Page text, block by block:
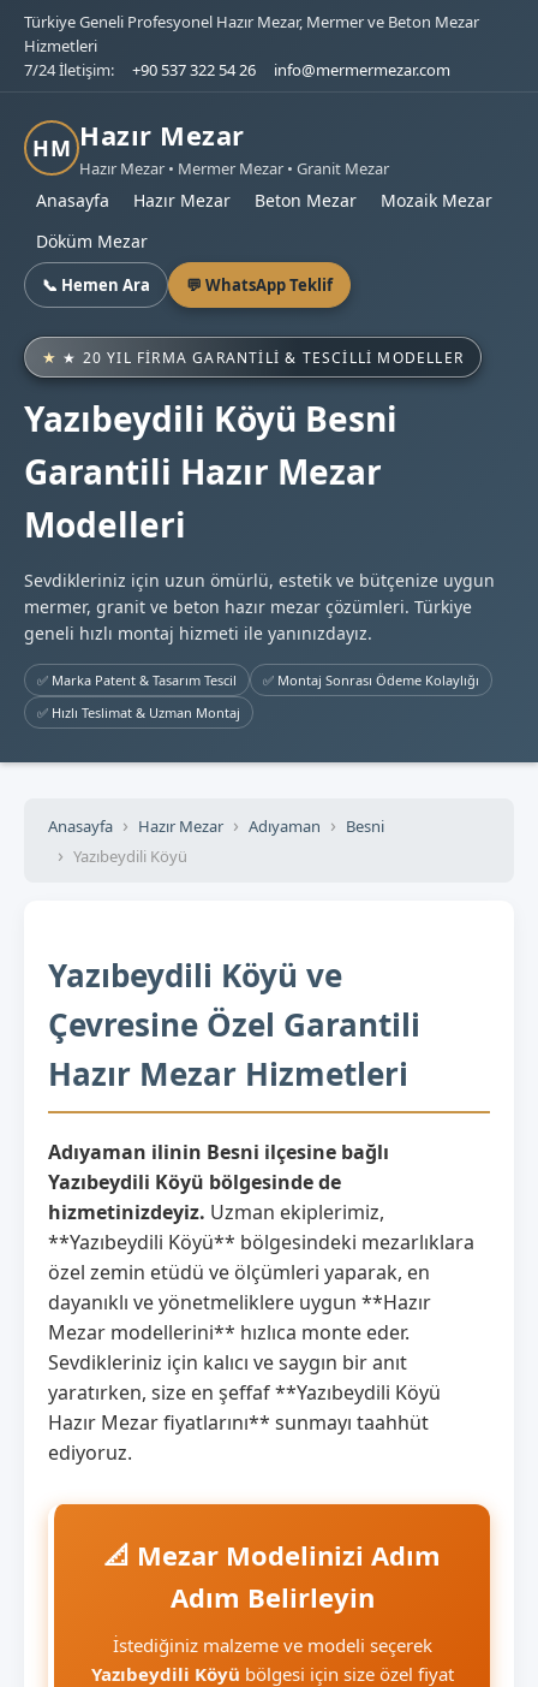
Türkiye Geneli Profesyonel Hazır Mezar, Mermer ve Beton Mezar
Hizmetleri
7/24 İletişim:
+90 537 322 54 26 info@mermermezar.com
HM Hazır Mezar
Hazır Mezar • Mermer Mezar • Granit Mezar
Anasayfa Hazır Mezar Beton Mezar
Mozaik Mezar
Döküm Mezar
📞 Hemen Ara 💬 WhatsApp Teklif
★ 20 YIL FIRMA GARANTILI & TESCILLI MODELLER
Yazıbeydili Köyü Besni
Garantili Hazır Mezar
Modelleri
Sevdikleriniz için uzun ömürlü, estetik ve bütçenize uygun
mermer, granit ve beton hazır mezar çözümleri. Türkiye
geneli hızlı montaj hizmeti ile yanınızdayız.
✅ Marka Patent & Tasarım Tescil
✅ Montaj Sonrası Ödeme Kolaylığı
✅ Hızlı Teslimat & Uzman Montaj
Anasayfa Hazır Mezar Adıyaman
Besni
Yazıbeydili Köyü
Yazıbeydili Köyü ve
Çevresine Özel Garantili
Hazır Mezar Hizmetleri
Adıyaman ilinin Besni ilçesine bağlı
Yazıbeydili Köyü bölgesinde de
hizmetinizdeyiz. Uzman ekiplerimiz,
**Yazıbeydili Köyü** bölgesindeki mezarlıklara
özel zemin etüdü ve ölçümleri yaparak, en
dayanıklı ve yönetmeliklere uygun **Hazır
Mezar modellerini** hızlıca monte eder.
Sevdikleriniz için kalıcı ve saygın bir anıt
yaratırken, size en şeffaf **Yazıbeydili Köyü
Hazır Mezar fiyatlarını** sunmayı taahhüt
ediyoruz.
📐 Mezar Modelinizi Adım
Adım Belirleyin
İstediğiniz malzeme ve modeli seçerek
Yazıbeydili Köyü bölgesi için size özel fiyat